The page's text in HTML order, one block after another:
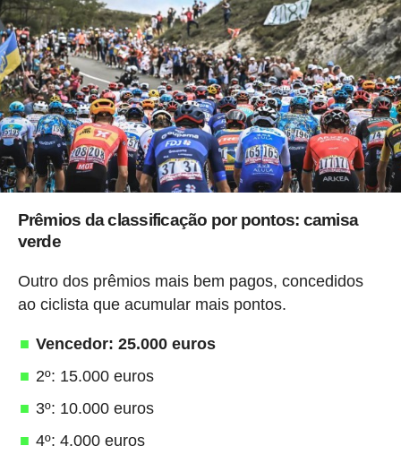
Prêmios da classificação por pontos: camisa
verde
Outro dos prêmios mais bem pagos, concedidos
ao ciclista que acumular mais pontos.
Vencedor: 25.000 euros
2º: 15.000 euros
3º: 10.000 euros
4º: 4.000 euros